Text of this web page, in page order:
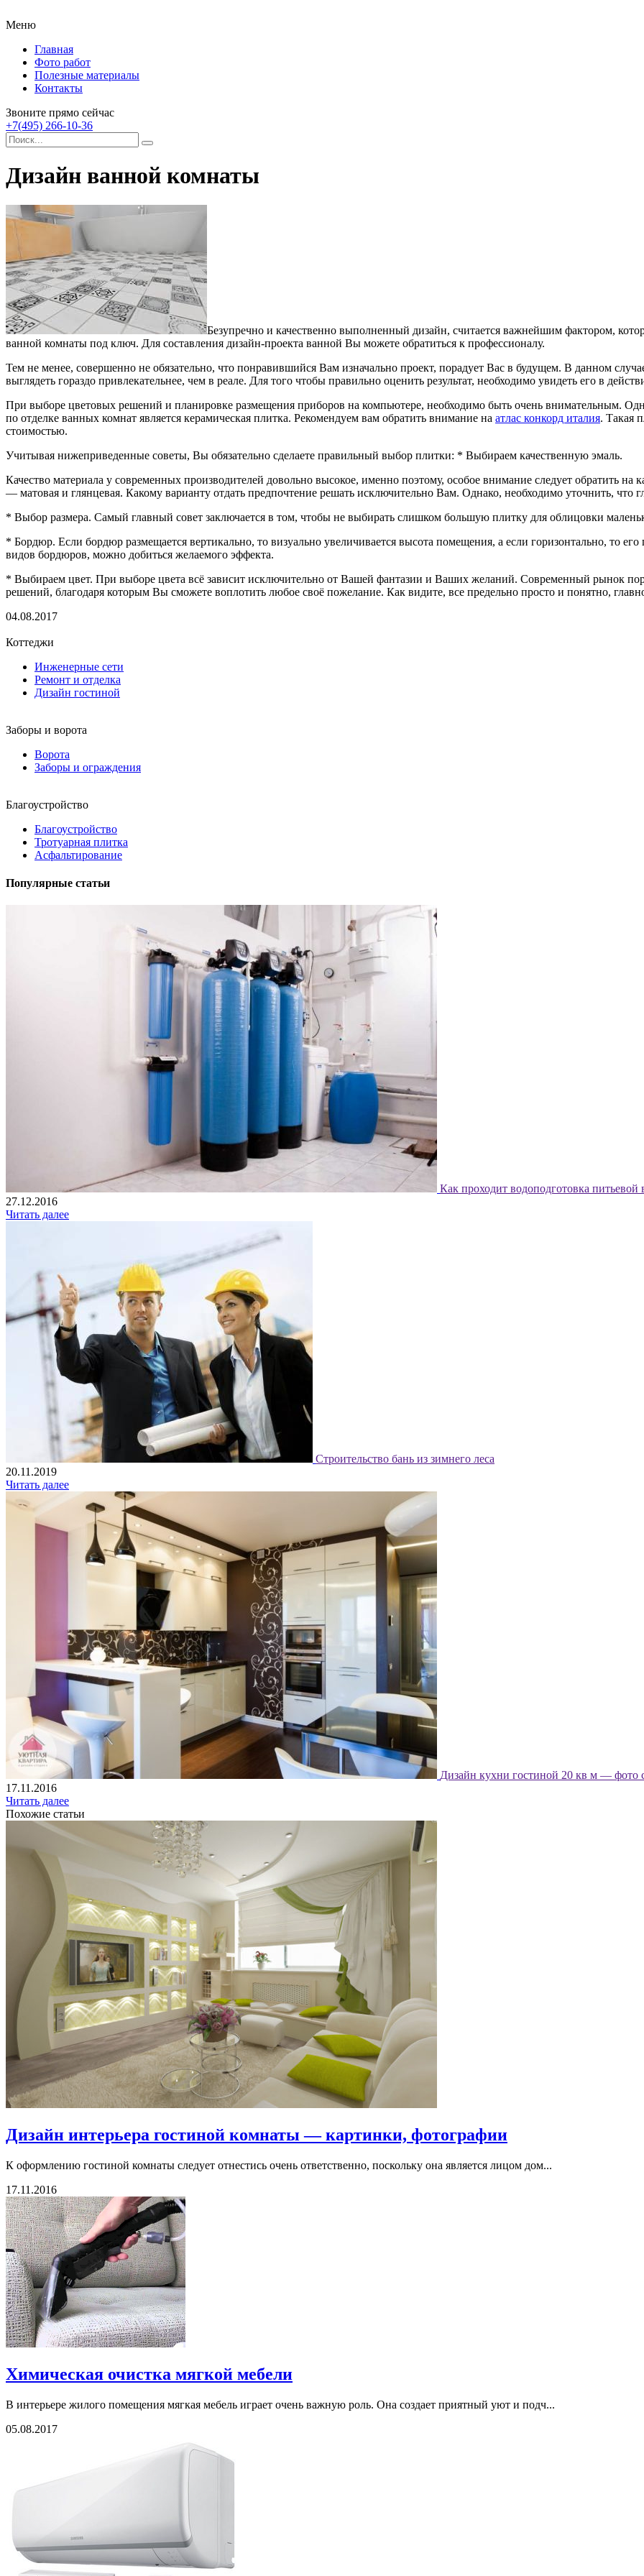
Меню
Главная
Фото работ
Полезные материалы
Контакты
Звоните прямо сейчас
+7(495) 266-10-36
Дизайн ванной комнаты
Безупречно и качественно выполненный дизайн, считается важнейшим фактором,
ванной комнаты под ключ. Для составления дизайн-проекта ванной Вы можете обратиться к профессионалу.
Тем не менее, совершенно не обязательно, что понравившийся Вам изначально проект, порадует Вас в будущем. В данном
выглядеть гораздо привлекательнее, чем в реале. Для того чтобы правильно оценить результат, необходимо увидеть его в
При выборе цветовых решений и планировке размещения приборов на компьютере, необходимо быть очень внимательным.
по отделке ванных комнат является керамическая плитка. Рекомендуем вам обратить внимание на атлас конкорд италия. Такая
стоимостью.
Учитывая нижеприведенные советы, Вы обязательно сделаете правильный выбор плитки: * Выбираем качественную эмаль.
Качество материала у современных производителей довольно высокое, именно поэтому, особое внимание следует обратить
— матовая и глянцевая. Какому варианту отдать предпочтение решать исключительно Вам. Однако, необходимо уточнить, что
* Выбор размера. Самый главный совет заключается в том, чтобы не выбирать слишком большую плитку для облицовки
* Бордюр. Если бордюр размещается вертикально, то визуально увеличивается высота помещения, а если горизонтально, то
видов бордюров, можно добиться желаемого эффекта.
* Выбираем цвет. При выборе цвета всё зависит исключительно от Вашей фантазии и Ваших желаний. Современный рынок
решений, благодаря которым Вы сможете воплотить любое своё пожелание. Как видите, все предельно просто и понятно,
04.08.2017
Коттеджи
Инженерные сети
Ремонт и отделка
Дизайн гостиной
Заборы и ворота
Ворота
Заборы и ограждения
Благоустройство
Благоустройство
Тротуарная плитка
Асфальтирование
Популярные статьи
Как проходит водоподготовка питьевой
27.12.2016
Читать далее
Строительство бань из зимнего леса
20.11.2019
Читать далее
Дизайн кухни гостиной 20 кв м — фото
17.11.2016
Читать далее
Похожие статьи
Дизайн интерьера гостиной комнаты — картинки, фотографии
К оформлению гостиной комнаты следует отнестись очень ответственно, поскольку она является лицом дом...
17.11.2016
Химическая очистка мягкой мебели
В интерьере жилого помещения мягкая мебель играет очень важную роль. Она создает приятный уют и подч...
05.08.2017